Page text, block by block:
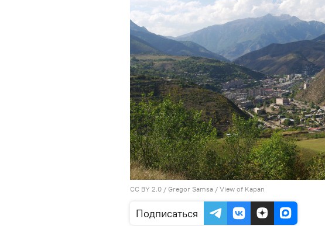
CC BY 2.0 / Gregor Samsa / View of Kapan
Подписаться